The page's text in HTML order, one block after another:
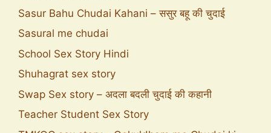
Sasur Bahu Chudai Kahani – ससुर बहू की चुदाई
Sasural me chudai
School Sex Story Hindi
Shuhagrat sex story
Swap Sex story – अदला बदली चुदाई की कहानी
Teacher Student Sex Story